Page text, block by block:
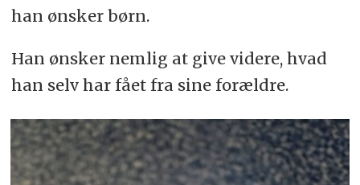
han ønsker børn.
Han ønsker nemlig at give videre, hvad
han selv har fået fra sine forældre.